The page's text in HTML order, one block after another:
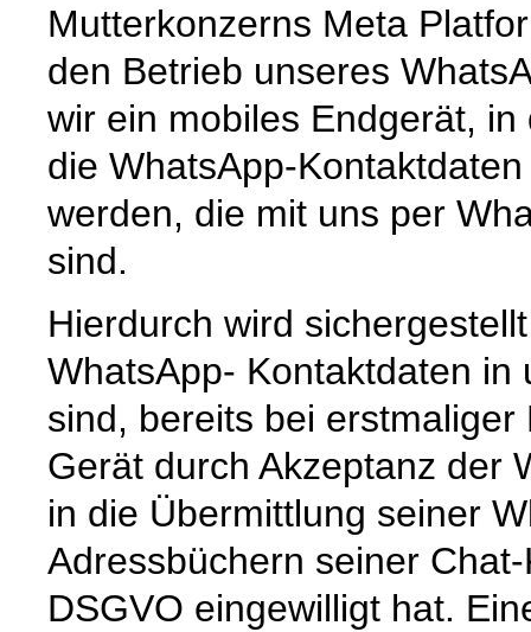
Mutterkonzerns Meta
den Betrieb unseres
wir ein mobiles Endgerät,
die WhatsApp-
werden, die mit uns per
sind.
Hierdurch wird
WhatsApp- Kontaktdaten in
sind, bereits bei
Gerät durch Akzeptanz der
in die Übermittlung seiner
Adressbüchern seiner
DSGVO eingewilligt hat.